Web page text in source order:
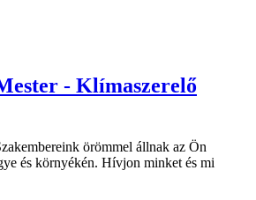
- Klímaszerelő
örömmel állnak az Ön
és környékén. Hívjon minket és mi